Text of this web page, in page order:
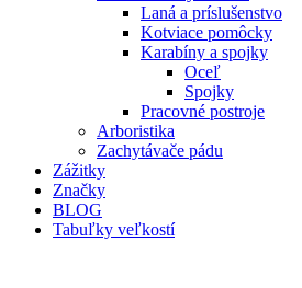
Laná a príslušenstvo
Kotviace pomôcky
Karabíny a spojky
Oceľ
Spojky
Pracovné postroje
Arboristika
Zachytávače pádu
Zážitky
Značky
BLOG
Tabuľky veľkostí